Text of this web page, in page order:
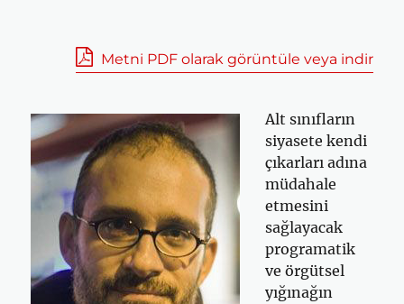
Metni PDF olarak görüntüle veya indir
Alt sınıfların
siyasete kendi
çıkarları adına
müdahale
etmesini
sağlayacak
programatik
ve örgütsel
yığınağın